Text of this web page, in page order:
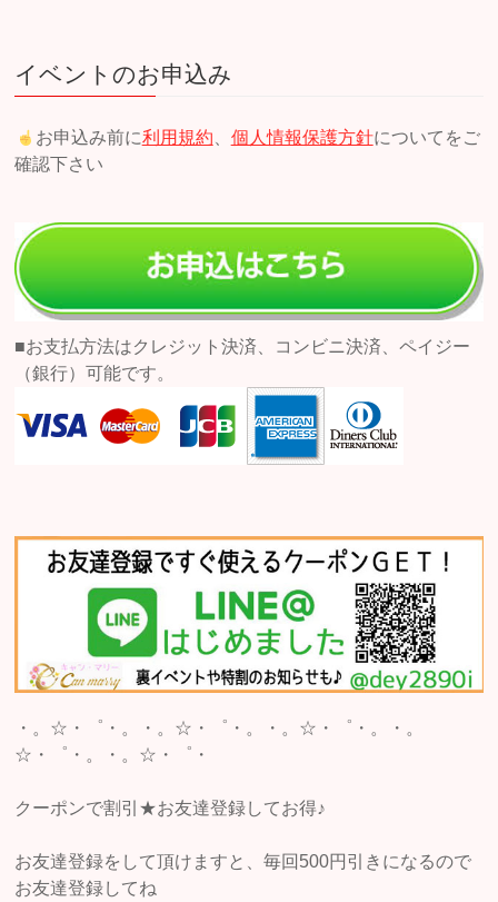
イベントのお申込み
お申込み前に利用規約 個人情報保護方針についてをご
確認下さい
■お支払方法はクレジット決済、コンビニ決済、ペイジー
（銀行）可能です。
・。☆・゜・。・。☆・゜・。・。☆・゜・。・。
☆・゜・。・。☆・゜・
クーポンで割引★お友達登録してお得♪
お友達登録をして頂けますと、毎回500円引きになるので
お友達登録してね